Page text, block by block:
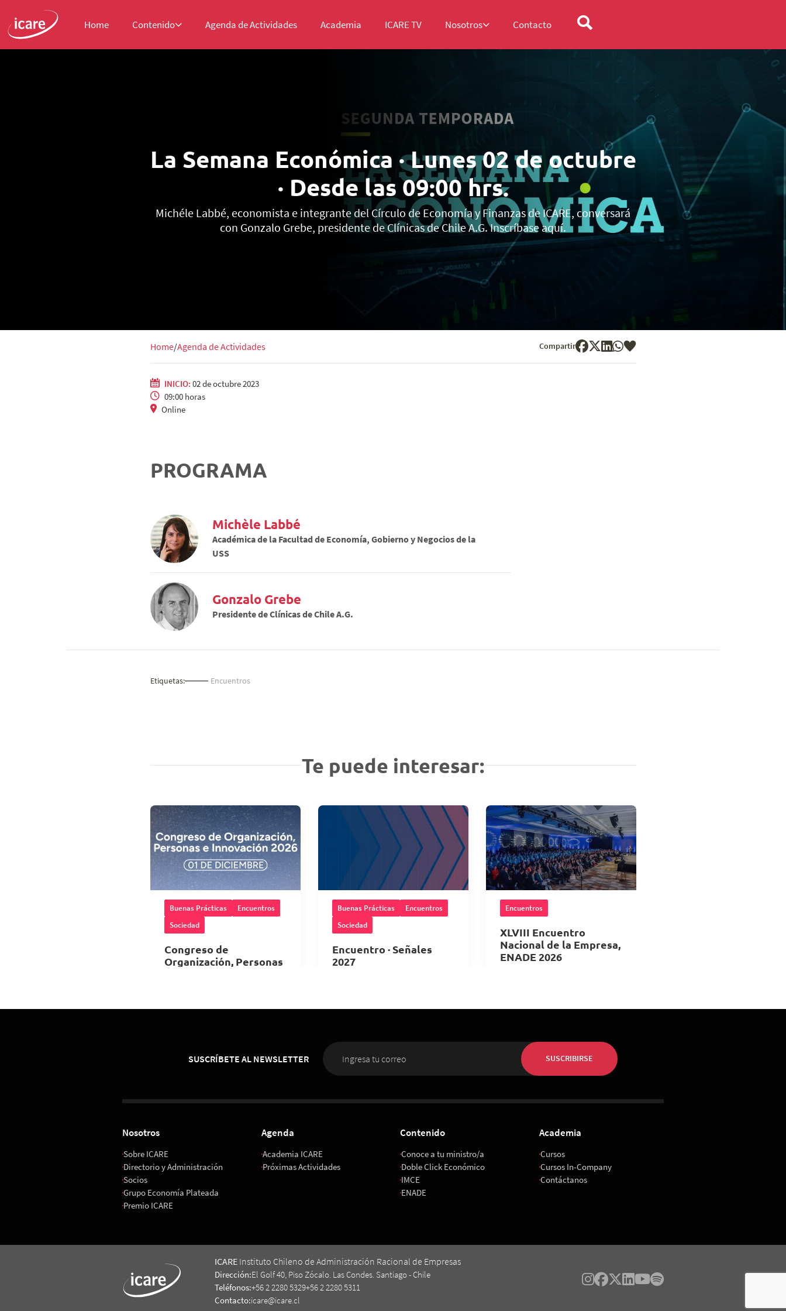
Home Contenido Agenda de Actividades Academia ICARE TV Nosotros Contacto
La Semana Económica · Lunes 02 de octubre
· Desde las 09:00 hrs.
Michéle Labbé, economista e integrante del Círculo de Economía y Finanzas de ICARE, conversará
con Gonzalo Grebe, presidente de Clínicas de Chile A.G. Inscríbase aquí.
Home Agenda de Actividades Compartir
INICIO: 02 de octubre 2023
09:00 horas
Online
PROGRAMA
Michèle Labbé
Académica de la Facultad de Economía, Gobierno y Negocios de la
USS
Gonzalo Grebe
Presidente de Clínicas de Chile A.G.
Etiquetas: Encuentros
Te puede interesar:
Buenas Prácticas
Encuentros
Sociedad
Congreso de
Organización, Personas
Buenas Prácticas
Encuentros
Sociedad
Encuentro · Señales
2027
Encuentros
XLVIII Encuentro
Nacional de la Empresa,
ENADE 2026
SUSCRÍBETE AL NEWSLETTER SUSCRIBIRSE
Nosotros
Sobre ICARE
Directorio y Administración
Socios
Grupo Economía Plateada
Premio ICARE
Agenda
Academia ICARE
Próximas Actividades
Contenido
Conoce a tu ministro/a
Doble Click Económico
IMCE
ENADE
Academia
Cursos
Cursos In-Company
Contáctanos
ICARE Instituto Chileno de Administración Racional de Empresas
Dirección:El Golf 40, Piso Zócalo. Las Condes. Santiago - Chile
Teléfonos:+56 2 2280 5329+56 2 2280 5311
Contacto:icare@icare.cl